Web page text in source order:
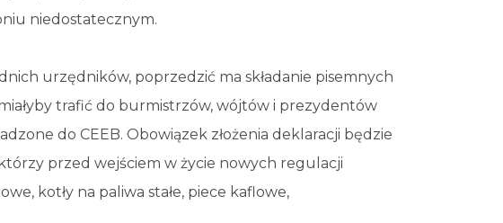
niedostatecznym.
urzędników, poprzedzić ma składanie pisemnych
trafić do burmistrzów, wójtów i prezydentów
do CEEB. Obowiązek złożenia deklaracji będzie
przed wejściem w życie nowych regulacji
kotły na paliwa stałe, piece kaflowe,